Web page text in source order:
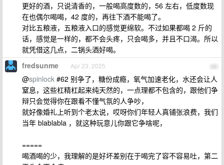
更好的酒，只说清香的，一般喝高度数的，56 左右，低度数现
在也偶尔喝喝，42 度的，再往下酒不能喝了。
对比五粮液，五粮液入口的感觉更绵软。不过如果都喝 2 斤的
话，感觉是一样的，都不会头疼，只会喝多，并且不口渴。所以
就凭借这几点，二锅头酒好喝。
66
fredsunme Apr 23, 2025
@spinlock #62 别争了，糖份成瘾，氧气加速老化，水还会让人
窒息，这些杠精杠起来纯天然的，一点理都不包含的，跟他们争
辩只会觉得你在跟看不懂气氛的人争吵，
就好像婚礼上听到个老太说，哎呀你们年轻人真铺张浪费，我们
当年 blablabla ，就这种玩意儿你跟它争啥呢，
=====
喝酒喝的少，我理解的是好坏差别在于喝完了容不容易吐，第二